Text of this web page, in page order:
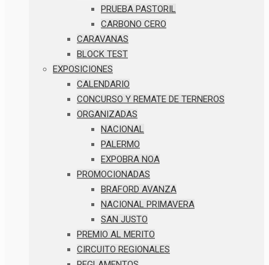
PRUEBA PASTORIL
CARBONO CERO
CARAVANAS
BLOCK TEST
EXPOSICIONES
CALENDARIO
CONCURSO Y REMATE DE TERNEROS
ORGANIZADAS
NACIONAL
PALERMO
EXPOBRA NOA
PROMOCIONADAS
BRAFORD AVANZA
NACIONAL PRIMAVERA
SAN JUSTO
PREMIO AL MERITO
CIRCUITO REGIONALES